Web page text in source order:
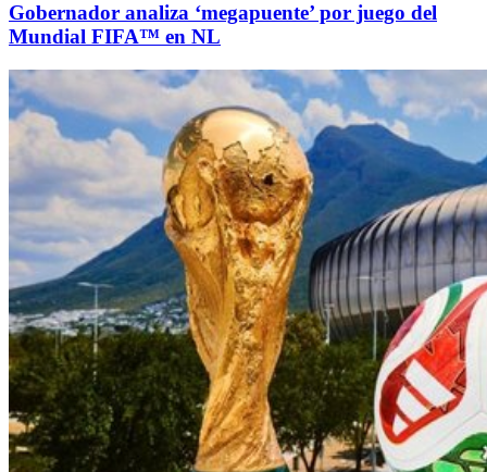
Gobernador analiza ‘megapuente’ por juego del
Mundial FIFA™ en NL